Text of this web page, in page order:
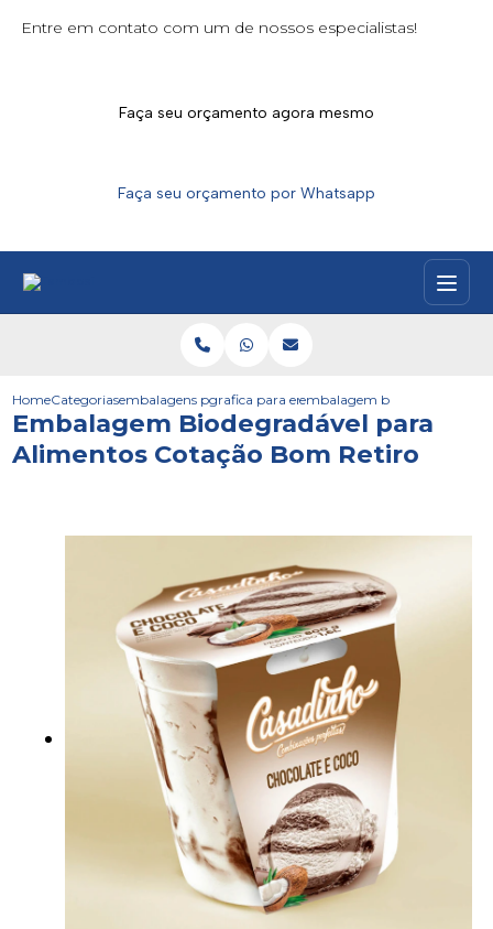
Entre em contato com um de nossos especialistas!
Faça seu orçamento agora mesmo
Faça seu orçamento por Whatsapp
HomeCategoriasembalagens para alimentosgrafica para embalagens de alimentos
embalagem biodegradavel
Embalagem Biodegradável para
Alimentos Cotação Bom Retiro